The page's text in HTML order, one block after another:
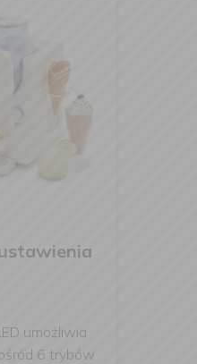
umożliwia
6 trybów